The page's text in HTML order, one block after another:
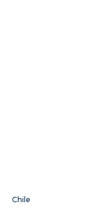
Chile